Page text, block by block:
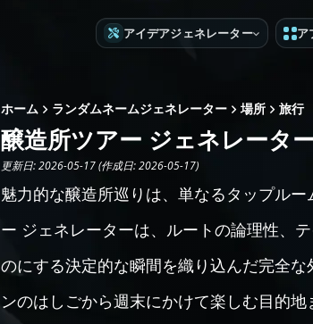
アイデアジェネレーター ア
ホーム ランダムネームジェネレーター 場所 旅行
醸造所ツアー ジェネレータ
更新日: 2026-05-17 (作成日: 2026-05-17)
魅力的な醸造所巡りは、単なるタップル
ー ジェネレーターは、ルートの論理性、
のにする決定的な瞬間を織り込んだ完全
ンのはしごから週末にかけて楽しむ目的